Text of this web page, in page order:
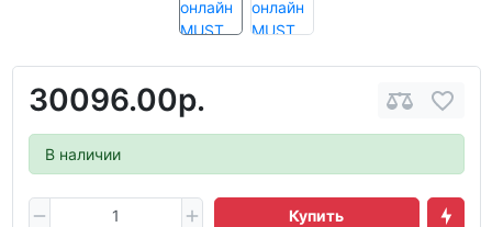
30096.00р.
В наличии
Купить